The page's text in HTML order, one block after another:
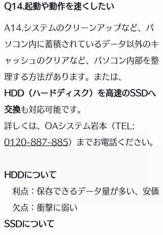
Q14.起動や動作を速くしたい
A14.システムのクリーンアップなど、パ
ソコン内に蓄積されているデータ以外のキ
ャッシュのクリアなど、パソコン内部を整
理する方法があります。または、
HDD（ハードディスク）を高速のSSDへ
交換も対応可能です。
詳しくは、OAシステム岩本（TEL:
0120-887-885）までお電話ください。
HDDについて
利点：保存できるデータ量が多い、安価
欠点：衝撃に弱い
SSDについて